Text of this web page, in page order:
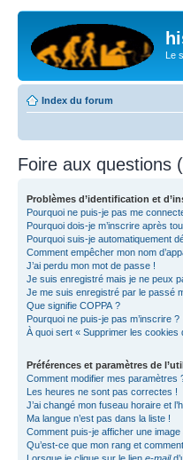
Le
Index du forum
Foire aux questions
Problèmes d’identification et
Pourquoi ne puis-je pas me
Pourquoi dois-je m’inscrire après
Pourquoi suis-je automatiquement
Comment empêcher mon nom
J’ai perdu mon mot de passe !
Je suis enregistré mais je ne peux
Je me suis enregistré par le passé
Que signifie COPPA ?
Pourquoi ne puis-je pas m’inscrire ?
À quoi sert « Supprimer les cookies
Préférences et paramètres de
Comment modifier mes paramètres
Les heures ne sont pas correctes !
J’ai changé mon fuseau horaire et
Ma langue n’est pas dans la liste !
Comment puis-je afficher une
Qu’est-ce que mon rang et
Lorsque je clique sur le lien e-mail